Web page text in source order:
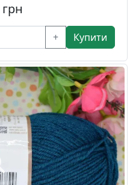
грн
+ Купити